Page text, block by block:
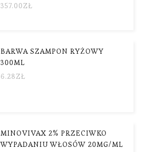
357.00ZŁ
BARWA SZAMPON RYŻOWY
300ML
6.28ZŁ
MINOVIVAX 2% PRZECIWKO
WYPADANIU WŁOSÓW 20MG/ML